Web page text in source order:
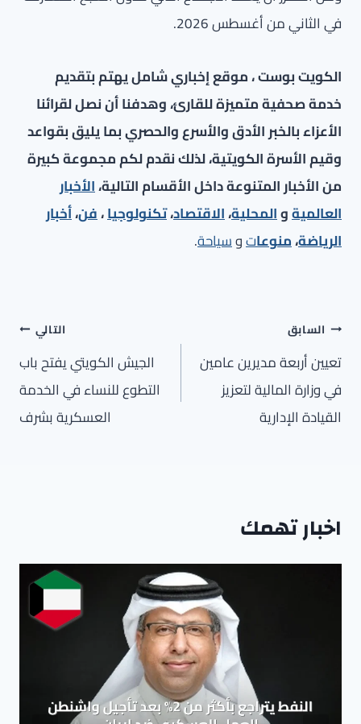
في الثاني من أغسطس 2026.
الكويت بوست ، موقع إخباري شامل يهتم بتقديم
خدمة صحفية متميزة للقارئ، وهدفنا أن نصل لقرائنا
الأعزاء بالخبر الأدق والأسرع والحصري بما يليق بقواعد
وقيم الأسرة الكويتية، لذلك نقدم لكم مجموعة كبيرة
من الأخبار المتنوعة داخل الأقسام التالية،الأخبار
العالميةوالمحلية،الاقتصاد،تكنولوجيا،فن،أخبار
الرياضة،منوعاتوسياحة.
تصفّح
المقالات
السابق
تعيين أربعة مديرين عامين
في وزارة المالية لتعزيز
القيادة الإدارية
التالي
الجيش الكويتي يفتح باب
التطوع للنساء في الخدمة
العسكرية بشرف
اخبار تهمك